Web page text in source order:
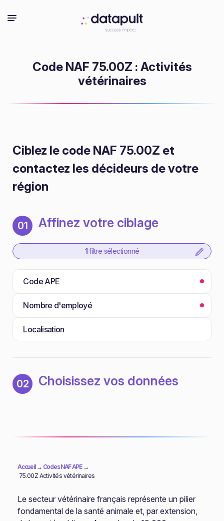
Code NAF 75.00Z : Activités
vétérinaires
Ciblez le code NAF 75.00Z et
contactez les décideurs de votre
région
01 Affinez votre ciblage
1 filtre sélectionné
Code APE
Nombre d'employé
Localisation
02 Choisissez vos données
Accueil→ Codes NAF APE→
75.00Z Activités vétérinaires
Le secteur vétérinaire français représente un pilier
fondamental de la santé animale et, par extension,